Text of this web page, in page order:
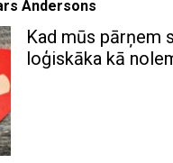
Andersons
Kad mūs pārņem
loģiskāka kā